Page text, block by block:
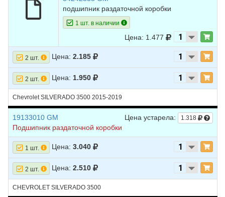
подшипник раздаточной коробки
1 шт. в наличии
Цена: 1.477
2 шт. Цена: 2.185
2 шт. Цена: 1.950
Chevrolet SILVERADO 3500 2015-2019
Цена устарела: 1.318
19133010 GM
Подшипник раздаточной коробки
1 шт. Цена: 3.040
2 шт. Цена: 2.510
CHEVROLET SILVERADO 3500